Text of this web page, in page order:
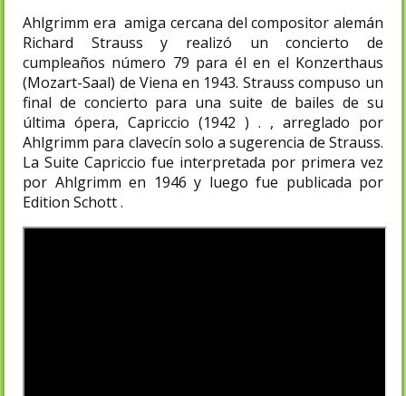
Ahlgrimm era amiga cercana del compositor alemán
Richard Strauss y realizó un concierto de
cumpleaños número 79 para él en el Konzerthaus
(Mozart-Saal) de Viena en 1943. Strauss compuso un
final de concierto para una suite de bailes de su
última ópera, Capriccio (1942 ) . , arreglado por
Ahlgrimm para clavecín solo a sugerencia de Strauss.
La Suite Capriccio fue interpretada por primera vez
por Ahlgrimm en 1946 y luego fue publicada por
Edition Schott .